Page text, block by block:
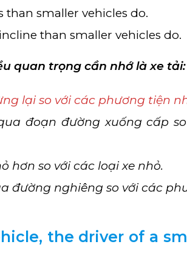
smaller vehicles do.
than smaller vehicles do.
quan trọng cần nhớ là xe tải:
lại so với các phương tiện
đoạn đường xuống cấp
hơn so với các loại xe nhỏ.
đường nghiêng so với các
the driver of a